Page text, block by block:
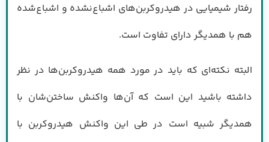
رفتار شیمیایی در هیدروکربن‌های اشباع‌نشده و اشباع‌شده
هم با همدیگر دارای تفاوت است.
البته نکته‌ای که باید در مورد همه هیدروکربن‌ها در نظر
داشته باشید این است که آن‌ها واکنش ساختن‌شان با
همدیگر شبیه است در طی این واکنش هیدروکربن با